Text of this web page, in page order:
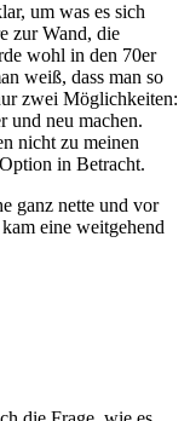
um was es sich
zur Wand, die
wohl in den 70er
weiß, dass man so
zwei Möglichkeiten:
und neu machen.
nicht zu meinen
in Betracht.
ganz nette und vor
eine weitgehend